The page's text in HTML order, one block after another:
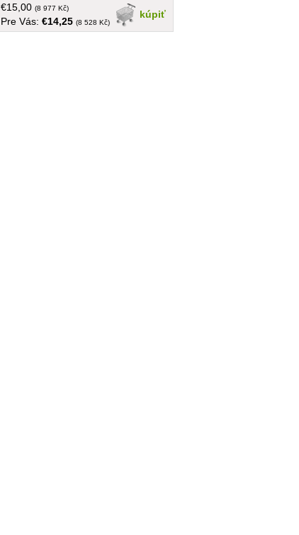
atd.), Írsko (Conall, syn írskeho kráľa,
Tri kráľovské rady, atd.)... veľký formát,
obal, 207 strán, ilustrácie Dušan Kállay,
kúpiť
€15,00 (8 977 Kč)
Pre Vás: €14,25 (8 528 Kč)